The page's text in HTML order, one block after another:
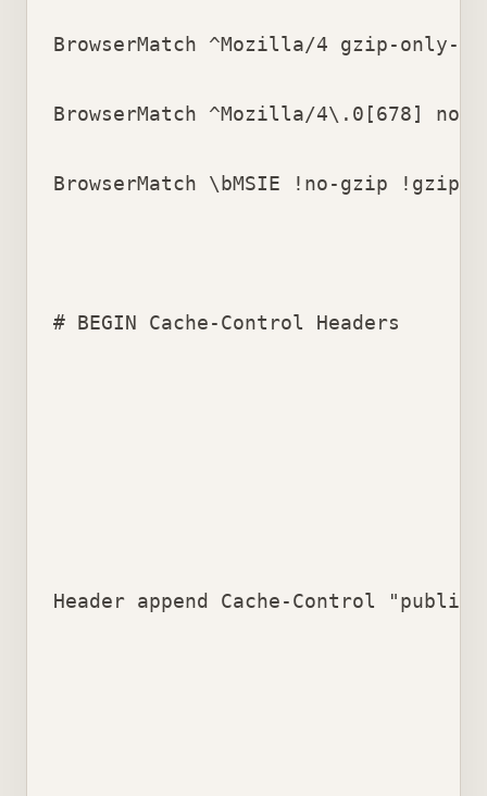
BrowserMatch ^Mozilla/4 gzip-only-
BrowserMatch ^Mozilla/4\.0[678]
BrowserMatch \bMSIE !no-gzip
# BEGIN Cache-Control Headers
Header append Cache-Control